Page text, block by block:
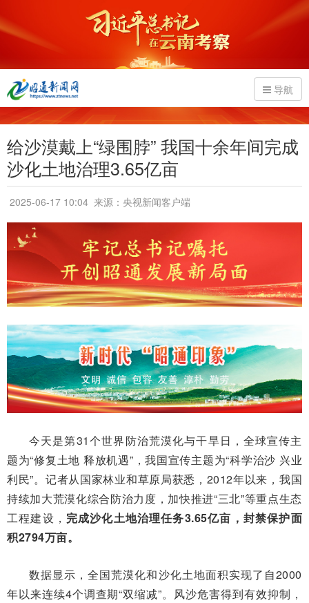
导航
给沙漠戴上“绿围脖” 我国十余年间完成
沙化土地治理3.65亿亩
2025-06-17 10:04 来源：央视新闻客户端
今天是第31个世界防治荒漠化与干旱日，全球宣传主
题为“修复土地 释放机遇”，我国宣传主题为“科学治沙 兴业
利民”。记者从国家林业和草原局获悉，2012年以来，我国
持续加大荒漠化综合防治力度，加快推进“三北”等重点生态
工程建设， 完成沙化土地治理任务3.65亿亩，封禁保护面
积2794万亩。
数据显示，全国荒漠化和沙化土地面积实现了自2000
年以来连续4个调查期“双缩减”。风沙危害得到有效抑制，